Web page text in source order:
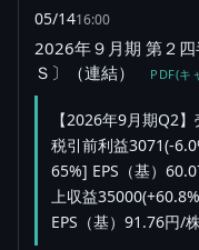
05/1416:00
2026年９月期 第２
Ｓ〕（連結）
PDF(キ
【2026年9月期Q2
税引前利益3071(-
65%] EPS（基）
上収益
EPS（基）91.76円/